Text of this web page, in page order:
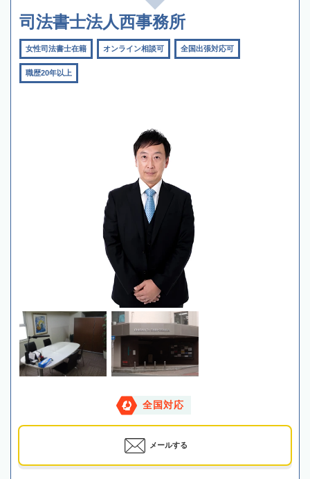
司法書士法人西事務所
女性司法書士在籍 オンライン相談可 全国出張対応可
職歴20年以上
全国対応
メールする